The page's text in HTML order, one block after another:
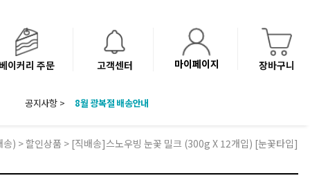
베이커리 주문 고객센터 마이페이지 장바구니
공지사항 >
'NEW 바이브믹스 or 바리스타시럽 1종' 체험단 발표
송) > 할인상품 > [직배송]스노우빙 눈꽃 밀크 (300g X 12개입) [눈꽃타입]